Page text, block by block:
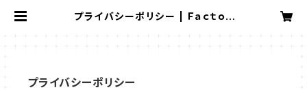
プライバシーポリシー | Ｆａｃｔｏｒ
プライバシーポリシー